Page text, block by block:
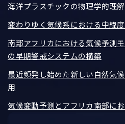
海洋プラスチックの物理学的理解
変わりゆく気候系における中緯
南部アフリカにおける気候予測
の早期警戒システムの構築
最近頻発し始めた新しい自然気
用
気候変動予測とアフリカ南部に